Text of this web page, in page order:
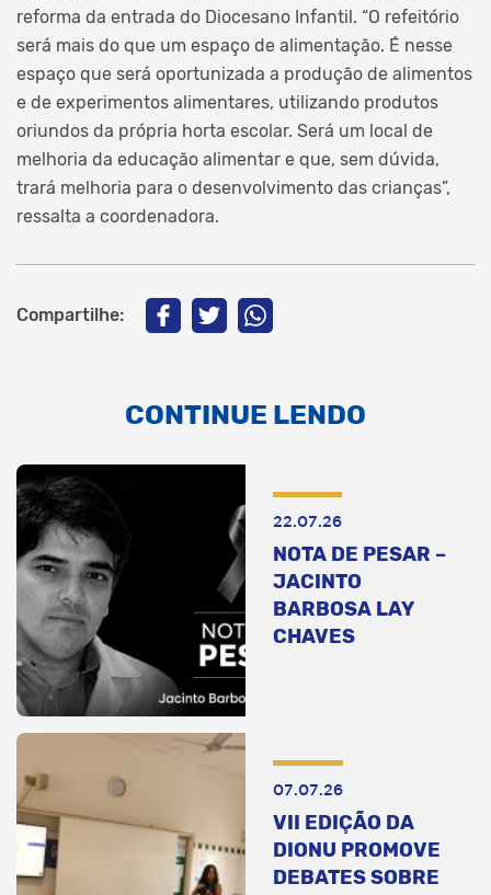
reforma da entrada do Diocesano Infantil. “O refeitório
será mais do que um espaço de alimentação. É nesse
espaço que será oportunizada a produção de alimentos
e de experimentos alimentares, utilizando produtos
oriundos da própria horta escolar. Será um local de
melhoria da educação alimentar e que, sem dúvida,
trará melhoria para o desenvolvimento das crianças”,
ressalta a coordenadora.
Compartilhe:
CONTINUE LENDO
22.07.26
NOTA DE PESAR –
JACINTO
BARBOSA LAY
CHAVES
07.07.26
VII EDIÇÃO DA
DIONU PROMOVE
DEBATES SOBRE